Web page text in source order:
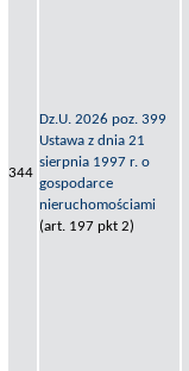
344
Dz.U. 2026 poz. 399
Ustawa z dnia 21
sierpnia 1997 r. o
gospodarce
nieruchomościami
(art. 197 pkt 2)